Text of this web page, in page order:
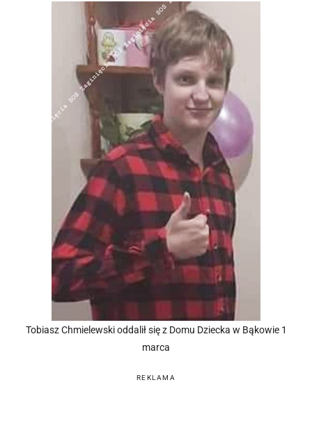
Tobiasz Chmielewski oddalił się z Domu Dziecka w Bąkowie 1
marca
REKLAMA